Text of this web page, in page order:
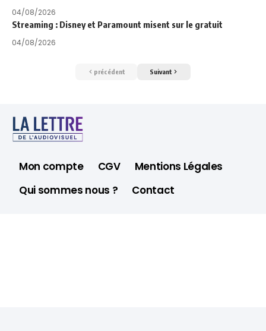
04/08/2026
Streaming : Disney et Paramount misent sur le gratuit
04/08/2026
précédent Suivant
Mon compte CGV
Mentions Légales
Qui sommes nous ?
Contact